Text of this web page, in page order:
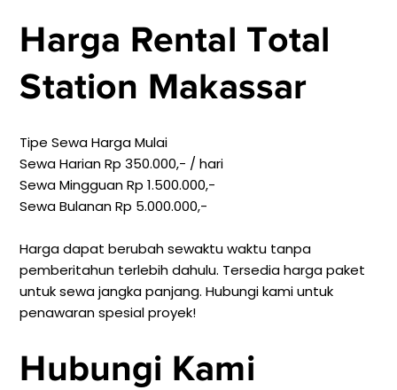
Harga Rental Total
Station Makassar
Tipe Sewa Harga Mulai
Sewa Harian Rp 350.000,- / hari
Sewa Mingguan Rp 1.500.000,-
Sewa Bulanan Rp 5.000.000,-
Harga dapat berubah sewaktu waktu tanpa
pemberitahun terlebih dahulu. Tersedia harga paket
untuk sewa jangka panjang. Hubungi kami untuk
penawaran spesial proyek!
Hubungi Kami